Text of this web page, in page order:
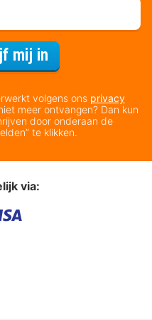
mij in
volgens ons privacy
meer ontvangen? Dan kun
door onderaan de
te klikken.
via: